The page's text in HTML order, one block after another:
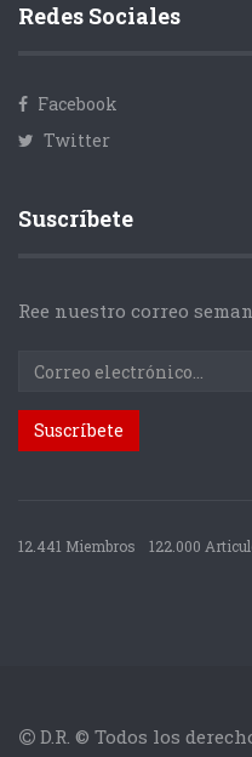
Redes Sociales
Facebook
Twitter
Suscríbete
Ree nuestro correo
12.441 Miembros 122.000
D.R. © Todos los